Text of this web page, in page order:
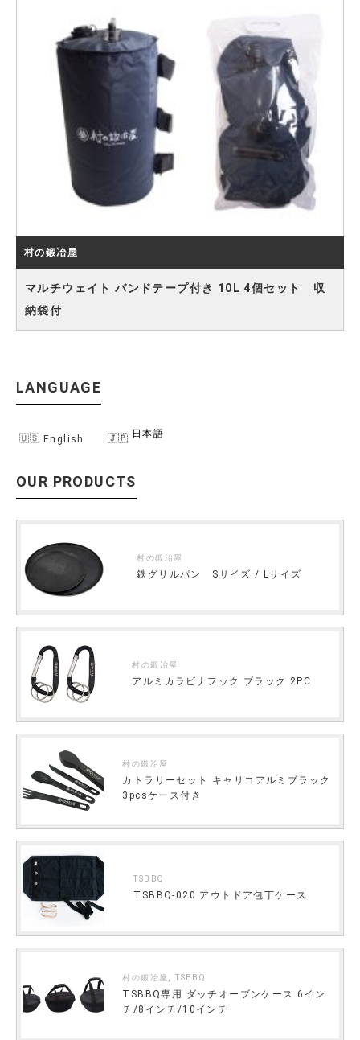
村の鍛冶屋
マルチウェイト バンドテープ付き 10L 4個セット 収
納袋付
LANGUAGE
English
日本語
OUR PRODUCTS
村の鍛冶屋
鉄グリルパン Sサイズ / Lサイズ
村の鍛冶屋
アルミカラビナフック ブラック 2PC
村の鍛冶屋
カトラリーセット キャリコアルミブラック
3pcsケース付き
TSBBQ
TSBBQ-020 アウトドア包丁ケース
村の鍛冶屋 ,TSBBQ
TSBBQ専用 ダッチオーブンケース 6イン
チ/8インチ/10インチ